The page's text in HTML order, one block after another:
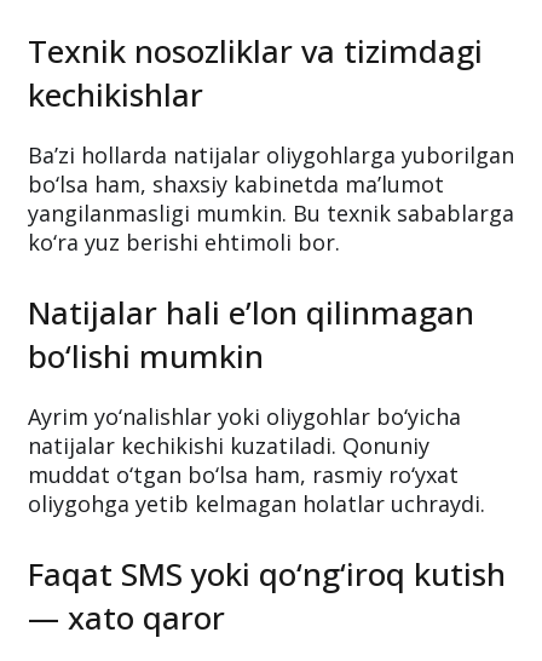
Texnik nosozliklar va tizimdagi
kechikishlar
Ba’zi hollarda natijalar oliygohlarga yuborilgan
bo‘lsa ham, shaxsiy kabinetda ma’lumot
yangilanmasligi mumkin. Bu texnik sabablarga
ko‘ra yuz berishi ehtimoli bor.
Natijalar hali e’lon qilinmagan
bo‘lishi mumkin
Ayrim yo‘nalishlar yoki oliygohlar bo‘yicha
natijalar kechikishi kuzatiladi. Qonuniy
muddat o‘tgan bo‘lsa ham, rasmiy ro‘yxat
oliygohga yetib kelmagan holatlar uchraydi.
Faqat SMS yoki qo‘ng‘iroq kutish
— xato qaror